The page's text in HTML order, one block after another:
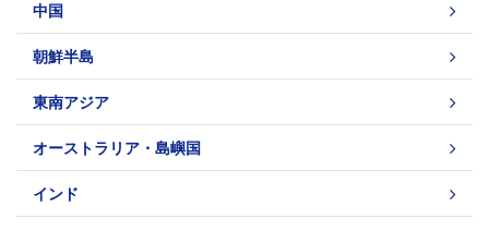
中国
朝鮮半島
東南アジア
オーストラリア・島嶼国
インド